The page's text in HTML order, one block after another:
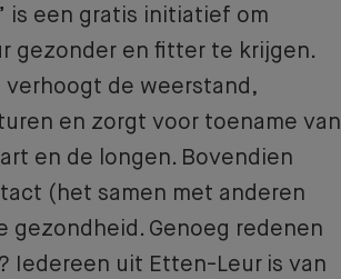
is een gratis initiatief om
gezonder en fitter te krijgen.
verhoogt de weerstand,
en zorgt voor toename van
en de longen. Bovendien
(het samen met anderen
gezondheid. Genoeg redenen
Iedereen uit Etten-Leur is van